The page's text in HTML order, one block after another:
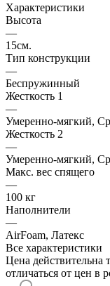
Характеристики
Высота
—
15см.
Тип конструкции
—
Беспружинный
Жесткость 1
—
Умеренно-мягкий,
Жесткость 2
—
Умеренно-мягкий,
Макс. вес спящего
—
100 кг
Наполнители
—
AirFoam, Латекс
Все характеристики
Цена действительна
отличаться от цен в